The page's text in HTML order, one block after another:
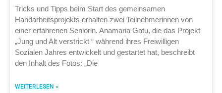
Tricks und Tipps beim Start des gemeinsamen
Handarbeitsprojekts erhalten zwei Teilnehmerinnen von
einer erfahrenen Seniorin. Anamaria Gatu, die das Projekt
„Jung und Alt verstrickt “ während ihres Freiwilligen
Sozialen Jahres entwickelt und gestartet hat, beschreibt
den Inhalt des Fotos: „Die
WEITERLESEN »